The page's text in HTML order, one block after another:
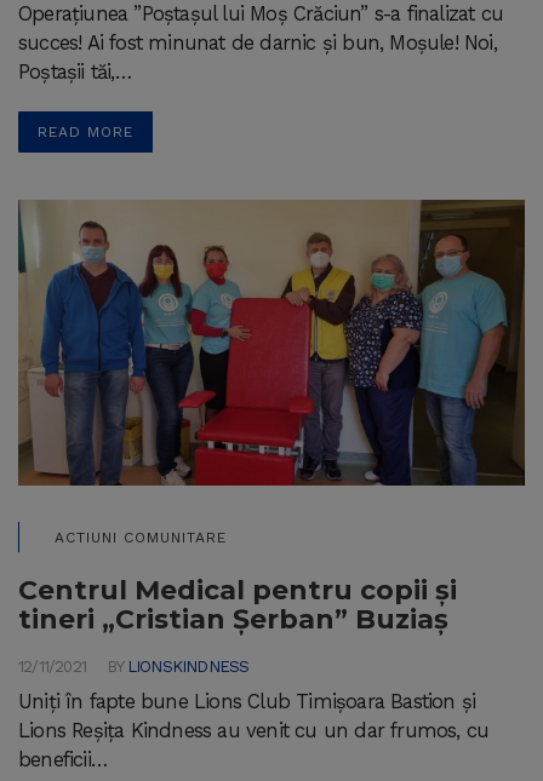
Operațiunea ”Poștașul lui Moș Crăciun” s-a finalizat cu
succes! Ai fost minunat de darnic și bun, Moșule! Noi,
Poștașii tăi,…
READ MORE
ACTIUNI COMUNITARE
Centrul Medical pentru copii şi
tineri „Cristian Şerban” Buziaş
12/11/2021 BY LIONSKINDNESS
Uniți în fapte bune Lions Club Timișoara Bastion și
Lions Reșița Kindness au venit cu un dar frumos, cu
beneficii…